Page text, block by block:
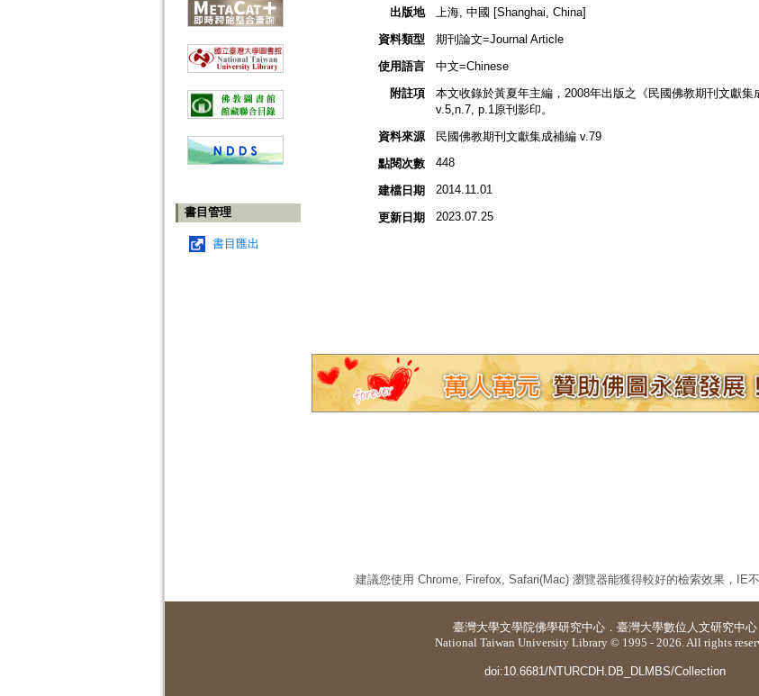
書目管理
書目匯出
出版地
上海, 中國 [Shanghai, China]
資料類型
期刊論文=Journal Article
使用語言
中文=Chinese
附註項
本文收錄於黃夏年主編，2008年出版之《民國佛教期刊文獻集
v.5,n.7, p.1原刊影印。
資料來源
民國佛教期刊文獻集成補編 v.79
點閱次數
448
建檔日期 2014.11.01
更新日期 2023.07.25
建議您使用 Chrome, Firefox, Safari(Mac) 瀏覽器能獲得較好的檢索效果，IE不
臺灣大學文學院佛學研究中心 ． 臺灣大學數位人文研究中心
National Taiwan University Library © 1995 - 2026. All rights
doi:10.6681/NTURCDH.DB_DLMBS/Collection